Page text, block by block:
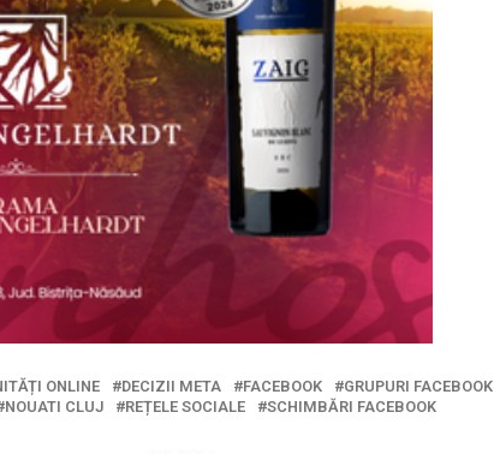
ONLINE DECIZII META FACEBOOK GRUPURI FACEBOOK
NOUATI CLUJ REȚELE SOCIALE SCHIMBĂRI FACEBOOK